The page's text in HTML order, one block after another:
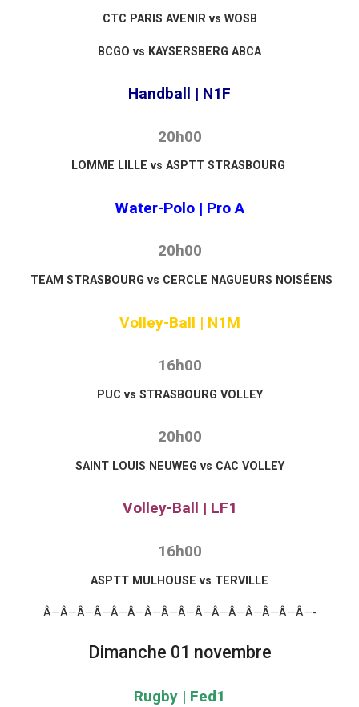
CTC PARIS AVENIR vs WOSB
BCGO vs KAYSERSBERG ABCA
Handball | N1F
20h00
LOMME LILLE vs ASPTT STRASBOURG
Water-Polo | Pro A
20h00
TEAM STRASBOURG vs CERCLE NAGUEURS NOISÉENS
Volley-Ball | N1M
16h00
PUC vs STRASBOURG VOLLEY
20h00
SAINT LOUIS NEUWEG vs CAC VOLLEY
Volley-Ball | LF1
16h00
ASPTT MULHOUSE vs TERVILLE
Â—Â—Â—Â—Â—Â—Â—Â—Â—Â—Â—Â—Â—Â—Â—Â—-
Dimanche 01 novembre
Rugby | Fed1